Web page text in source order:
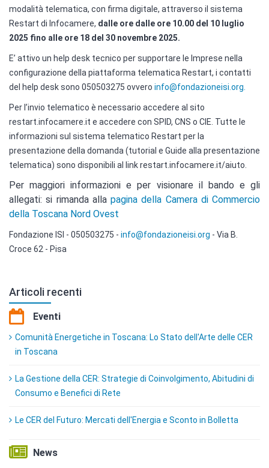
modalità telematica, con firma digitale, attraverso il sistema
Restart di Infocamere, dalle ore dalle ore 10.00 del 10 luglio
2025 fino alle ore 18 del 30 novembre 2025.
E’ attivo un help desk tecnico per supportare le Imprese nella
configurazione della piattaforma telematica Restart, i contatti
del help desk sono 050503275 ovvero info@fondazioneisi.org.
Per l’invio telematico è necessario accedere al sito
restart.infocamere.it e accedere con SPID, CNS o CIE. Tutte le
informazioni sul sistema telematico Restart per la
presentazione della domanda (tutorial e Guide alla presentazione
telematica) sono disponibili al link restart.infocamere.it/aiuto.
Per maggiori informazioni e per visionare il bando e gli
allegati: si rimanda alla pagina della Camera di Commercio
della Toscana Nord Ovest
Fondazione ISI - 050503275 - info@fondazioneisi.org - Via B.
Croce 62 - Pisa
Articoli recenti
Eventi
Comunità Energetiche in Toscana: Lo Stato dell'Arte delle CER
in Toscana
La Gestione della CER: Strategie di Coinvolgimento, Abitudini di
Consumo e Benefici di Rete
Le CER del Futuro: Mercati dell'Energia e Sconto in Bolletta
News